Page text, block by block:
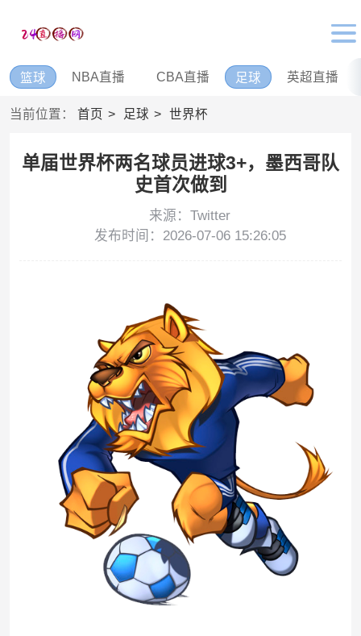
篮球 NBA直播 CBA直播 足球 英超直播
当前位置： 首页 足球 世界杯
单届世界杯两名球员进球3+，墨西哥队
史首次做到
来源：Twitter
发布时间：2026-07-06 15:26:05